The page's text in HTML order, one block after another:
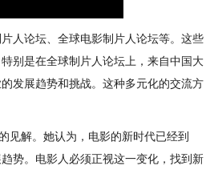
人论坛、全球电影制片人论坛等。这些
别是在全球制片人论坛上，来自中国大
发展趋势和挑战。这种多元化的交流方
见解。她认为，电影的新时代已经到
势。电影人必须正视这一变化，找到新